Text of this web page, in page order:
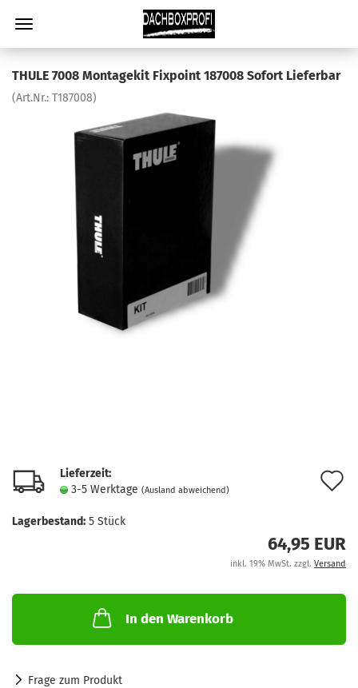
THULE 7008 Montagekit Fixpoint 187008 Sofort Lieferbar
(Art.Nr.: T187008)
Lieferzeit:
3-5 Werktage (Ausland abweichend)
Lagerbestand: 5 Stück
64,95 EUR
inkl. 19% MwSt. zzgl. Versand
In den Warenkorb
Frage zum Produkt